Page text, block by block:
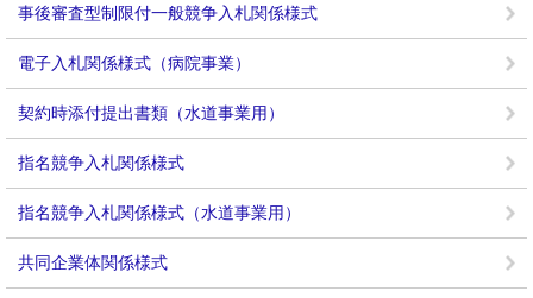
事後審査型制限付一般競争入札関係様式
電子入札関係様式（病院事業）
契約時添付提出書類（水道事業用）
指名競争入札関係様式
指名競争入札関係様式（水道事業用）
共同企業体関係様式